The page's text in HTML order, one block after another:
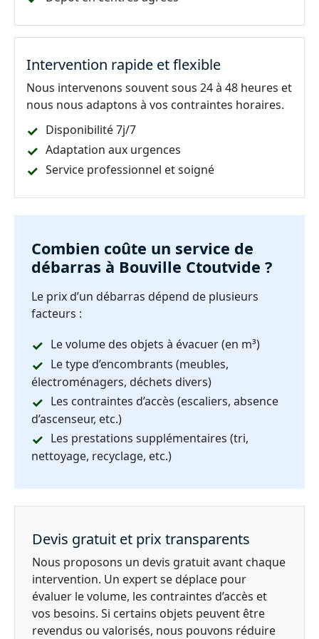
Intervention rapide et flexible
Nous intervenons souvent sous 24 à 48 heures et
nous nous adaptons à vos contraintes horaires.
Disponibilité 7j/7
Adaptation aux urgences
Service professionnel et soigné
Combien coûte un service de
débarras à Bouville Ctoutvide ?
Le prix d’un débarras dépend de plusieurs
facteurs :
Le volume des objets à évacuer (en m³)
Le type d’encombrants (meubles,
électroménagers, déchets divers)
Les contraintes d’accès (escaliers, absence
d’ascenseur, etc.)
Les prestations supplémentaires (tri,
nettoyage, recyclage, etc.)
Devis gratuit et prix transparents
Nous proposons un devis gratuit avant chaque
intervention. Un expert se déplace pour
évaluer le volume, les contraintes d’accès et
vos besoins. Si certains objets peuvent être
revendus ou valorisés, nous pouvons réduire